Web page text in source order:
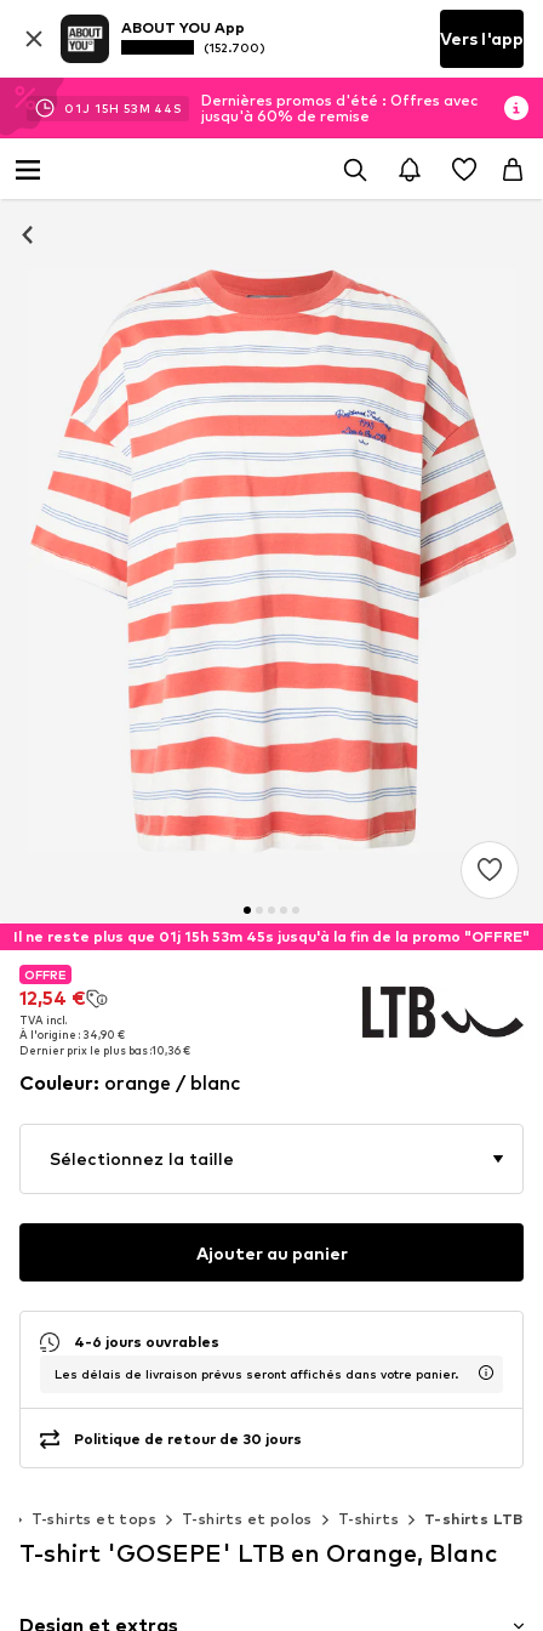
ABOUT YOU App
(152.700) Vers l'app
01J 15H 53M 44 S
Dernières promos d'été : Offres avec
jusqu'à 60% de remise
Il ne reste plus que 01j 15h 53m 44s jusqu'à la fin de la promo "OFFRE"
OFFRE
12,54 €
TVA incl.
À l'origine : 34,90 €
Dernier prix le plus bas :10,36 €
OFFRE
12,54 €
TVA incl.
À l'origine : 34,90 €
Dernier prix le plus bas :10,36 €
Couleur: orange / blanc
Sélectionnez la taille
Ajouter au panier
4-6 jours ouvrables
Les délais de livraison prévus seront affichés dans votre panier.
Politique de retour de 30 jours
T-shirts et tops T-shirts et polos T-shirts T-shirts LTB
T-shirt 'GOSEPE' LTB en Orange, Blanc
Design et extras